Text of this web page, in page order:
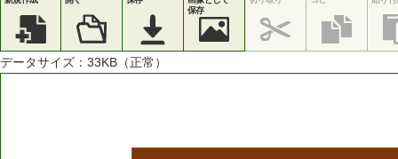
保存
データサイズ： 33KB（正常）